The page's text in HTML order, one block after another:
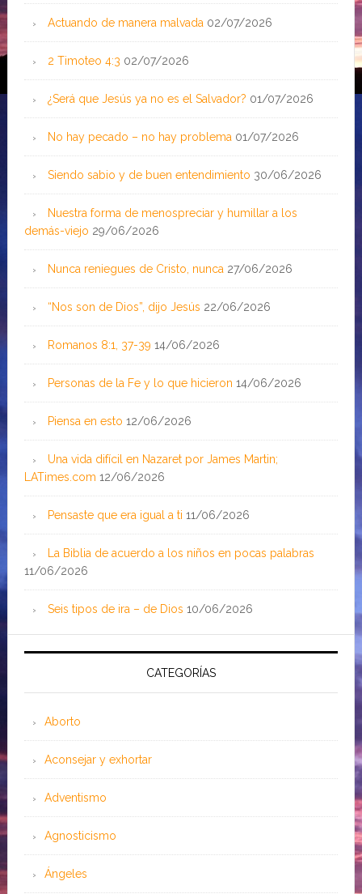
Actuando de manera malvada 02/07/2026
2 Timoteo 4:3 02/07/2026
¿Será que Jesús ya no es el Salvador? 01/07/2026
No hay pecado – no hay problema 01/07/2026
Siendo sabio y de buen entendimiento 30/06/2026
Nuestra forma de menospreciar y humillar a los
demás-viejo 29/06/2026
Nunca reniegues de Cristo, nunca 27/06/2026
“Nos son de Dios”, dijo Jesús 22/06/2026
Romanos 8:1, 37-39 14/06/2026
Personas de la Fe y lo que hicieron 14/06/2026
Piensa en esto 12/06/2026
Una vida difícil en Nazaret por James Martin;
LATimes.com 12/06/2026
Pensaste que era igual a ti 11/06/2026
La Biblia de acuerdo a los niños en pocas palabras
11/06/2026
Seis tipos de ira – de Dios 10/06/2026
CATEGORÍAS
Aborto
Aconsejar y exhortar
Adventismo
Agnosticismo
Ángeles